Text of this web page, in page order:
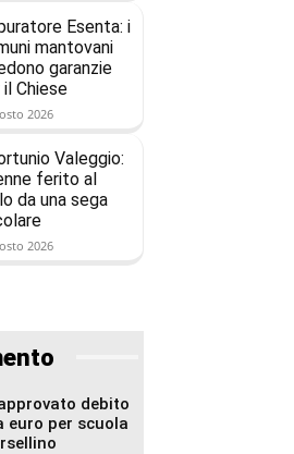
Esenta: i
mantovani
garanzie
Chiese
2026
Valeggio:
ferito al
da una sega
2026
debito
euro per scuola